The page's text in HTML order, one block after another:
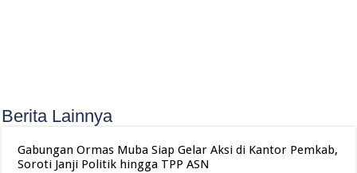
Berita Lainnya
Gabungan Ormas Muba Siap Gelar Aksi di Kantor Pemkab,
Soroti Janji Politik hingga TPP ASN